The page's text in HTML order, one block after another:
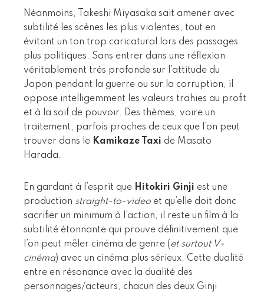
Néanmoins, Takeshi Miyasaka sait amener avec
subtilité les scènes les plus violentes, tout en
évitant un ton trop caricatural lors des passages
plus politiques. Sans entrer dans une réflexion
véritablement très profonde sur l’attitude du
Japon pendant la guerre ou sur la corruption, il
oppose intelligemment les valeurs trahies au profit
et à la soif de pouvoir. Des thèmes, voire un
traitement, parfois proches de ceux que l’on peut
trouver dans le Kamikaze Taxi de Masato
Harada.
En gardant à l’esprit que Hitokiri Ginji est une
production straight-to-video et qu’elle doit donc
sacrifier un minimum à l’action, il reste un film à la
subtilité étonnante qui prouve définitivement que
l’on peut mêler cinéma de genre (et surtout V-
cinéma) avec un cinéma plus sérieux. Cette dualité
entre en résonance avec la dualité des
personnages/acteurs, chacun des deux Ginji